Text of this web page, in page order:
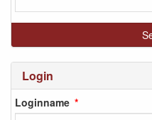
Login
Loginname